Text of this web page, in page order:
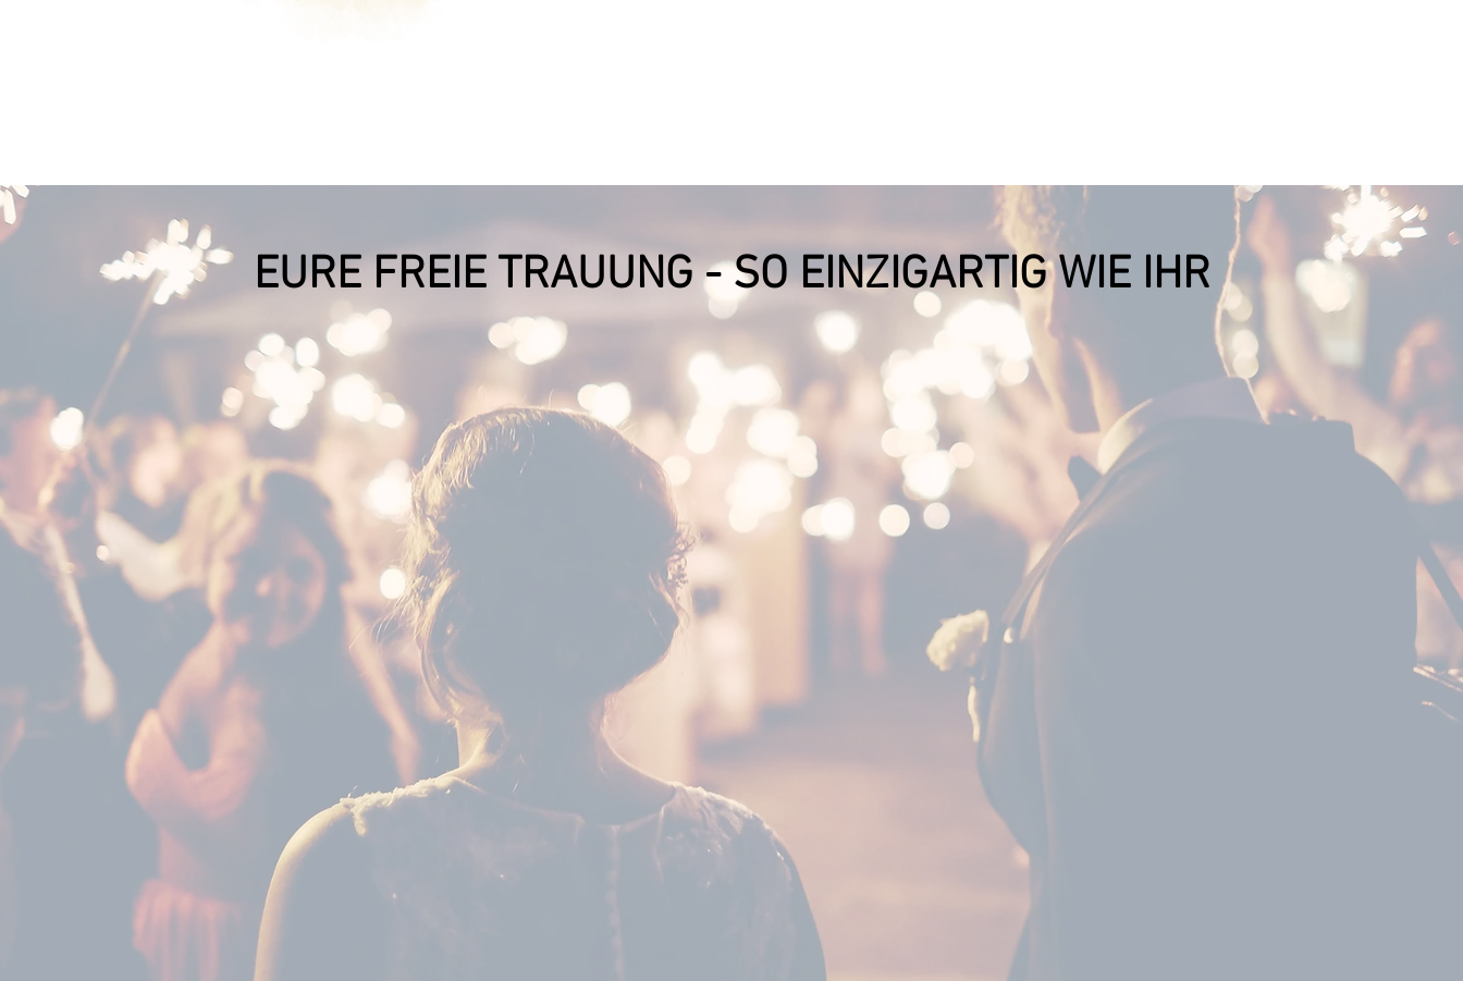
EURE FREIE TRAUUNG - SO EINZIGARTIG WIE IHR